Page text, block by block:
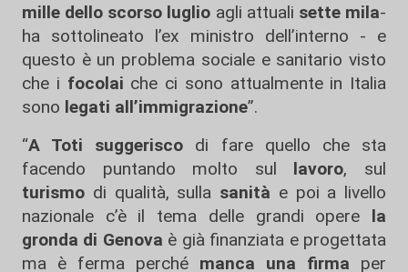
mille dello scorso luglio agli attuali sette mila-
ha sottolineato l’ex ministro dell’interno - e
questo è un problema sociale e sanitario visto
che i focolai che ci sono attualmente in Italia
sono legati all’immigrazione”.
“A Toti suggerisco di fare quello che sta
facendo puntando molto sul lavoro,
sul
turismo di qualità, sulla sanità e poi a livello
nazionale c’è il tema delle grandi opere la
gronda di Genova è già finanziata e progettata
ma è ferma perché manca una firma per